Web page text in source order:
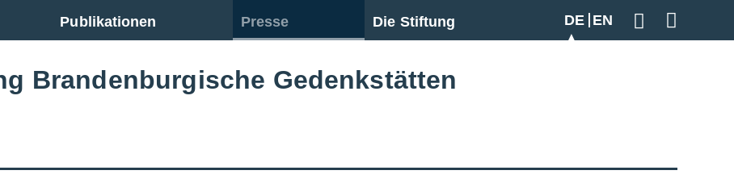
Publikationen Presse Die Stiftung DE EN
Brandenburgische Gedenkstätten